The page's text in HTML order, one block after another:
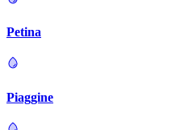
Petina
Piaggine